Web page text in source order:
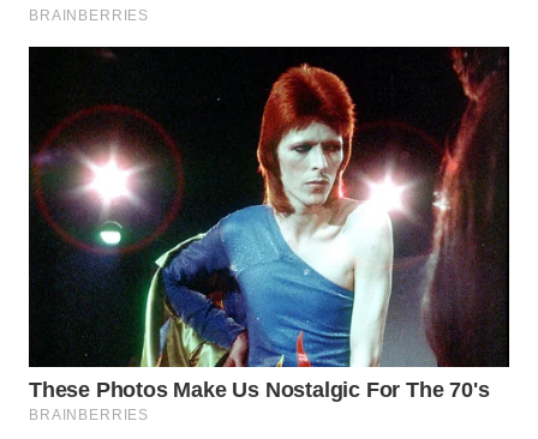
WN
WN
SIMALUNGUN
WN
LABUHANBATU
WN
TAPANULI
TENGAH